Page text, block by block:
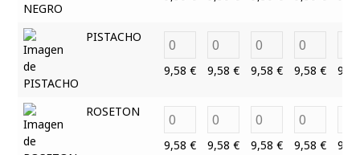
PISTACHO
9,58 € 9,58 € 9,58 € 9,58 €
ROSETON
9,58 € 9,58 € 9,58 € 9,58 €